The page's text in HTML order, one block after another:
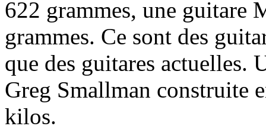
622 grammes, une guitare
grammes. Ce sont des
que des guitares actuelles.
Greg Smallman construite
kilos.